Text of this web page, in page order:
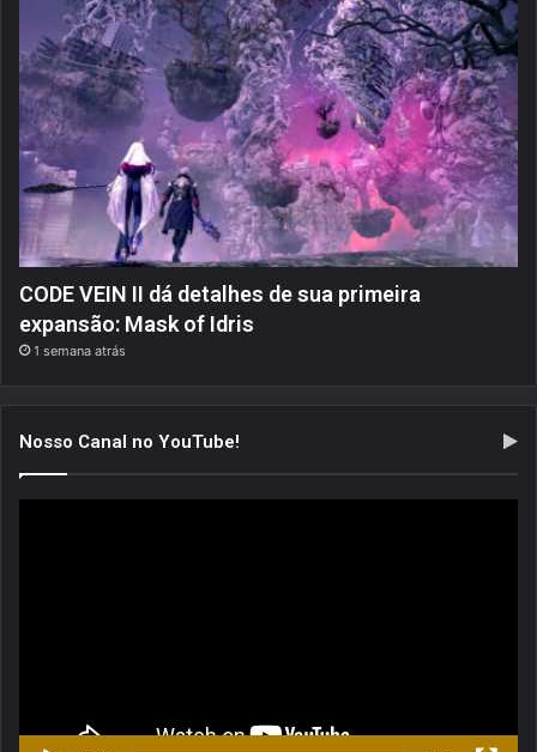
CODE VEIN II dá detalhes de sua primeira
expansão: Mask of Idris
1 semana atrás
Nosso Canal no YouTube!